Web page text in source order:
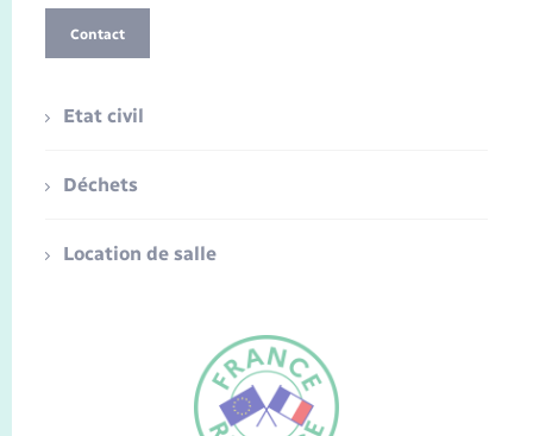
Contact
Etat civil
Déchets
Location de salle